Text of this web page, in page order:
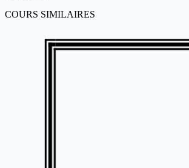
COURS SIMILAIRES